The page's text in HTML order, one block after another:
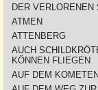
DER VERLORENEN
ATMEN
ATTENBERG
AUCH
KÖNNEN FLIEGEN
AUF DEM